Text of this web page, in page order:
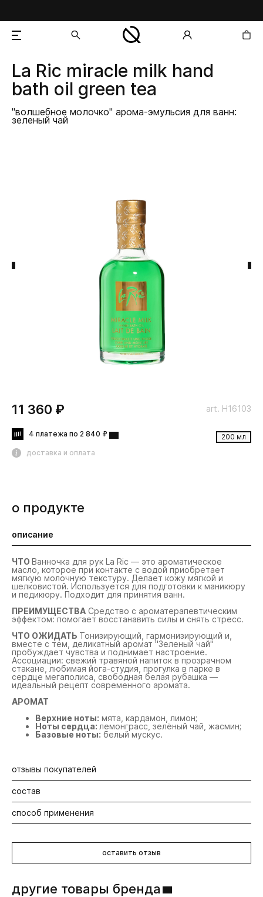
добавлен в корзину
La Ric miracle milk hand
bath oil green tea
"волшебное молочко" арома-эмульсия для ванн:
зеленый чай
art. H16103
200 мл
11 360 ₽
4 платежа по 2 840 ₽
доставка и оплата
другие товары бренда
о продукте
описание
ЧТО Ванночка для рук La Ric — это ароматическое
масло, которое при контакте с водой приобретает
мягкую молочную текстуру. Делает кожу мягкой и
шелковистой. Используется для подготовки к маникюру
и педикюру. Подходит для принятия ванн.
ПРЕИМУЩЕСТВА Средство с ароматерапевтическим
эффектом: помогает восстанавить силы и снять стресс.
ЧТО ОЖИДАТЬ Тонизирующий, гармонизирующий и,
вместе с тем, деликатный аромат "Зеленый чай"
пробуждает чувства и поднимает настроение.
Ассоциации: свежий травяной напиток в прозрачном
стакане, любимая йога-студия, прогулка в парке в
сердце мегаполиса, свободная белая рубашка —
идеальный рецепт современного аромата.
АРОМАТ
Верхние ноты: мята, кардамон, лимон;
Ноты сердца: лемонграсс, зелёный чай, жасмин;
Базовые ноты: белый мускус.
отзывы покупателей
Будьте первыми! Оставьте отзыв об этом продукте
состав
Ароматические масла.
способ применения
оставить отзыв